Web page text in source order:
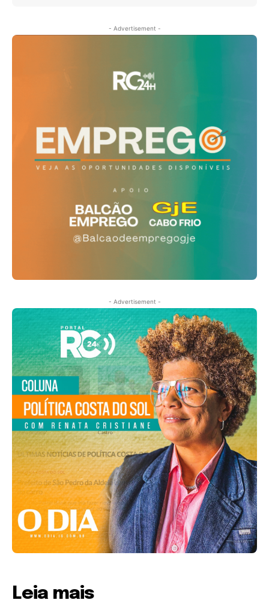
- Advertisement -
- Advertisement -
Leia mais